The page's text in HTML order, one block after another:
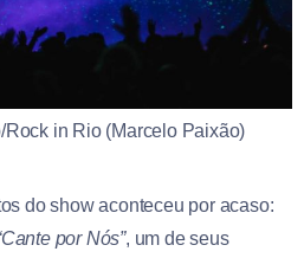
Rock in Rio (Marcelo Paixão)
do show aconteceu por acaso:
por Nós”, um de seus